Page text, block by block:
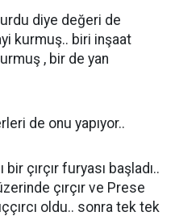
diye değeri de
kurmuş.. biri inşaat
, bir de yan
de onu yapıyor..
çırçır furyası başladı..
çırçır ve Prese
oldu.. sonra tek tek